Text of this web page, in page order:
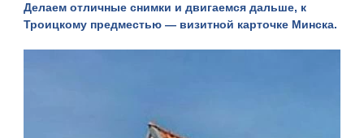
Делаем отличные снимки и двигаемся дальше, к
Троицкому предместью — визитной карточке Минска.